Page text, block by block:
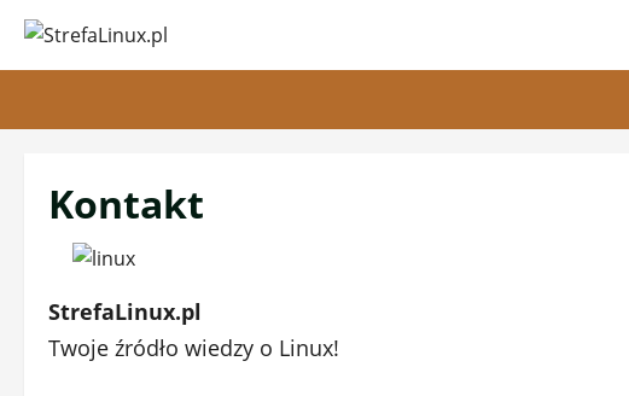
Przejdź
Kontakt
StrefaLinux.pl
Twoje źródło wiedzy o Linux!